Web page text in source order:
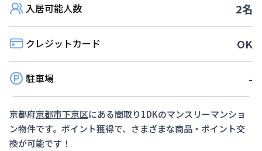
入居可能人数 2名
クレジットカード OK
駐車場 -
京都府京都市下京区にある間取り1DKのマンスリーマンショ
ン物件です。ポイント獲得で、さまざまな商品・ポイント交
換が可能です！